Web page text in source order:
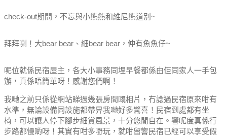
check-out期間，不忘與小熊熊和維尼熊道別~
拜拜喇！大bear bear、細bear bear，仲有魚魚仔~
呢位就係民宿屋主，各大小事務同埋早餐都係由佢同家人一手包
辦，真係唔簡單呀！感謝您們啊！
我哋之前只係從網站睇過幾張房間嘅相片，冇諗過民宿原來咁有
水準，無論設備同設施都帶畀我哋好多驚喜！ 民宿到處都有坐
椅，可以讓人停下腳步細賞風景，十分悠閒自在。 響呢度真係行
步路都慢啲呀！ 其實有咁多嘢玩，就咁留響民宿已經可以享受假